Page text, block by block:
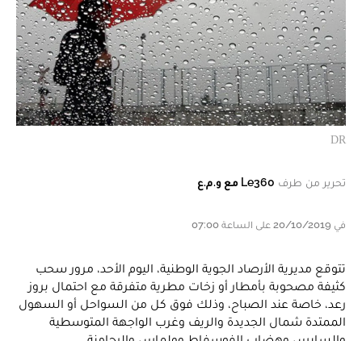
DR
تحرير من طرف Le360 مع و.م.ع
في 20/10/2019 على الساعة 07:00
تتوقع مديرية الأرصاد الجوية الوطنية، اليوم الأحد، مرور سحب
كثيفة مصحوبة بأمطار أو زخات مطرية متفرقة مع احتمال بروز
رعد، خاصة عند الصباح، وذلك فوق كل من السواحل أو السهول
الممتدة شمال الجديدة والريف وغرب الواجهة المتوسطية